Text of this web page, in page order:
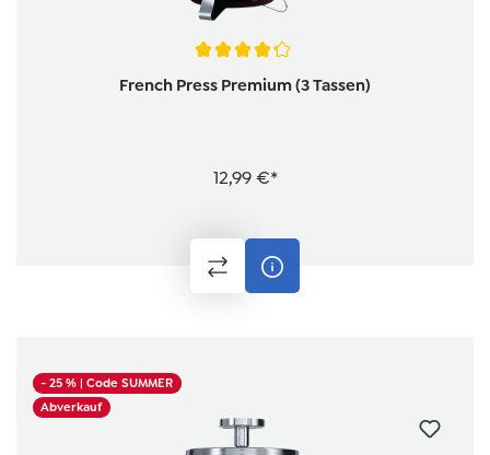
Durchschnittliche Bewertung von 4.3 von 5 Sternen
French Press Premium (3 Tassen)
12,99 €*
- 25 %| Code SUMMER
Abverkauf